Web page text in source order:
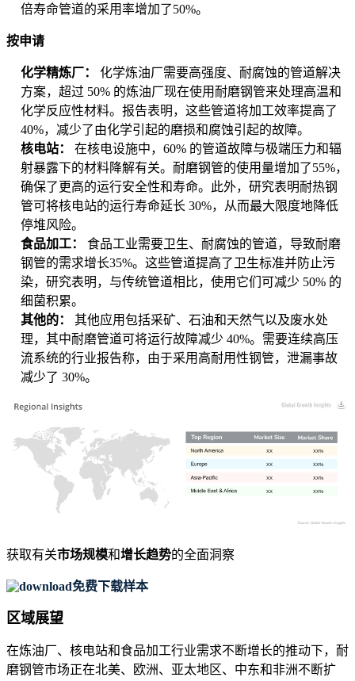
倍寿命管道的采用率增加了50%。
按申请
化学精炼厂： 化学炼油厂需要高强度、耐腐蚀的管道解决
方案，超过 50% 的炼油厂现在使用耐磨钢管来处理高温和
化学反应性材料。报告表明，这些管道将加工效率提高了
40%，减少了由化学引起的磨损和腐蚀引起的故障。
核电站： 在核电设施中，60% 的管道故障与极端压力和辐
射暴露下的材料降解有关。耐磨钢管的使用量增加了55%，
确保了更高的运行安全性和寿命。此外，研究表明耐热钢
管可将核电站的运行寿命延长 30%，从而最大限度地降低
停堆风险。
食品加工： 食品工业需要卫生、耐腐蚀的管道，导致耐磨
钢管的需求增长35%。这些管道提高了卫生标准并防止污
染，研究表明，与传统管道相比，使用它们可减少 50% 的
细菌积累。
其他的： 其他应用包括采矿、石油和天然气以及废水处
理，其中耐磨管道可将运行故障减少 40%。需要连续高压
流系统的行业报告称，由于采用高耐用性钢管，泄漏事故
减少了 30%。
XX%
XX
XX%
XX
XX%
XX
XX%
XX
获取有关市场规模和增长趋势的全面洞察
免费下载样本
区域展望
在炼油厂、核电站和食品加工行业需求不断增长的推动下，耐
磨钢管市场正在北美、欧洲、亚太地区、中东和非洲不断扩